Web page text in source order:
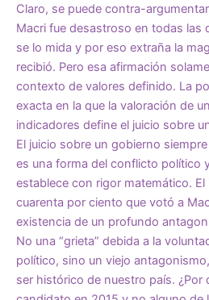
Claro, se puede contra-
Macri fue desastroso en todas las
se lo mida y por eso extraña la
recibió. Pero esa afirmación
contexto de valores definido. La
exacta en la que la valoración de
indicadores define el juicio sobre
El juicio sobre un gobierno
es una forma del conflicto político
establece con rigor matemático.
cuarenta por ciento que votó a
existencia de un profundo
No una “grieta” debida a la
político, sino un viejo
ser histórico de nuestro país. ¿Por